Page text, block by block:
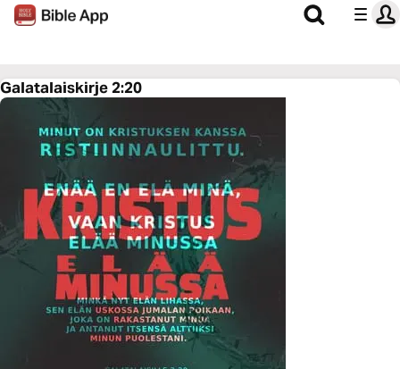
Galatalaiskirje 2:20